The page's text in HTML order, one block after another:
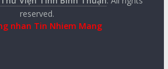
reserved.